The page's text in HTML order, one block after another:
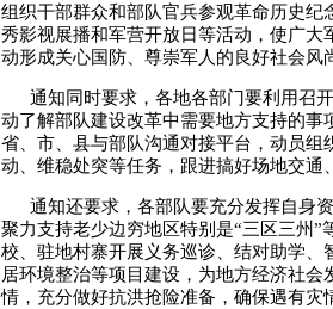
组织干部群众和部队官兵参观革命历史
秀影视展播和军营开放日等活动，使广
动形成关心国防、尊崇军人的良好社会风
通知同时要求，各地各部门要利用召
动了解部队建设改革中需要地方支持的
省、市、县与部队沟通对接平台，动员
动、维稳处突等任务，跟进搞好场地交通
通知还要求，各部队要充分发挥自身
聚力支持老少边穷地区特别是“三区三州
校、驻地村寨开展义务巡诊、结对助学
居环境整治等项目建设，为地方经济社
情，充分做好抗洪抢险准备，确保遇有